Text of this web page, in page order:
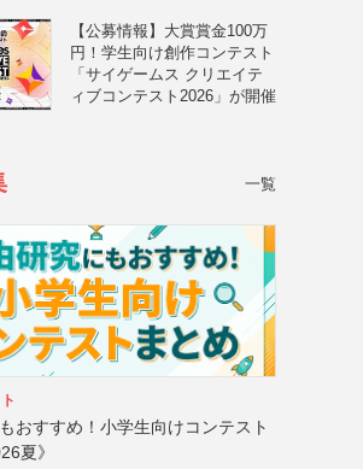
【公募情報】大賞賞金100万
円！学生向け創作コンテスト
「サイゲームス クリエイテ
ィブコンテスト2026」が開催
一覧
おすすめ！小学生向けコンテスト
夏》